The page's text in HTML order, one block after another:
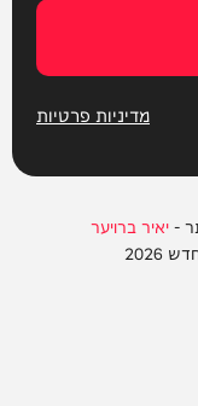
מדיניות פרטיות
-יאיר ברויער